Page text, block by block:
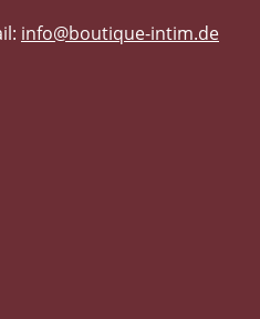
info@boutique-intim.de